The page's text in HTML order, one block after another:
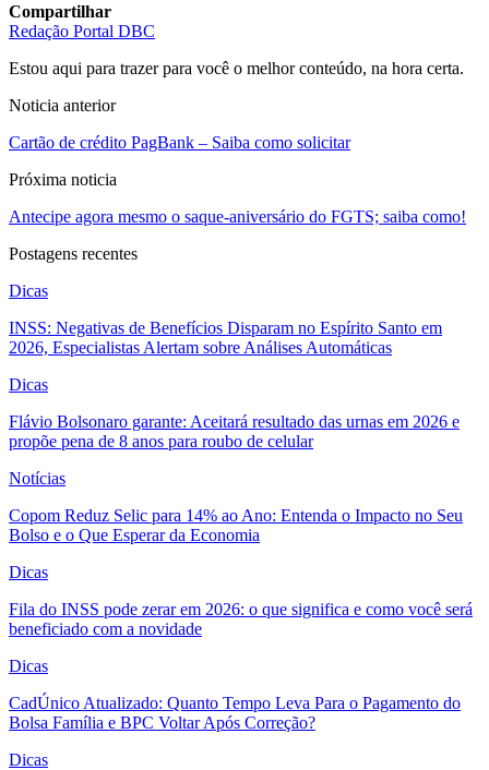
Compartilhar
Redação Portal DBC
Estou aqui para trazer para você o melhor conteúdo, na hora certa.
Noticia anterior
Cartão de crédito PagBank – Saiba como solicitar
Próxima noticia
Antecipe agora mesmo o saque-aniversário do FGTS; saiba como!
Postagens recentes
Dicas
INSS: Negativas de Benefícios Disparam no Espírito Santo em
2026, Especialistas Alertam sobre Análises Automáticas
Dicas
Flávio Bolsonaro garante: Aceitará resultado das urnas em 2026 e
propõe pena de 8 anos para roubo de celular
Notícias
Copom Reduz Selic para 14% ao Ano: Entenda o Impacto no Seu
Bolso e o Que Esperar da Economia
Dicas
Fila do INSS pode zerar em 2026: o que significa e como você será
beneficiado com a novidade
Dicas
CadÚnico Atualizado: Quanto Tempo Leva Para o Pagamento do
Bolsa Família e BPC Voltar Após Correção?
Dicas